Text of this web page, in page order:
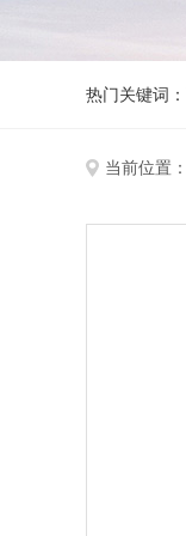
热门关键词：
当前位置：